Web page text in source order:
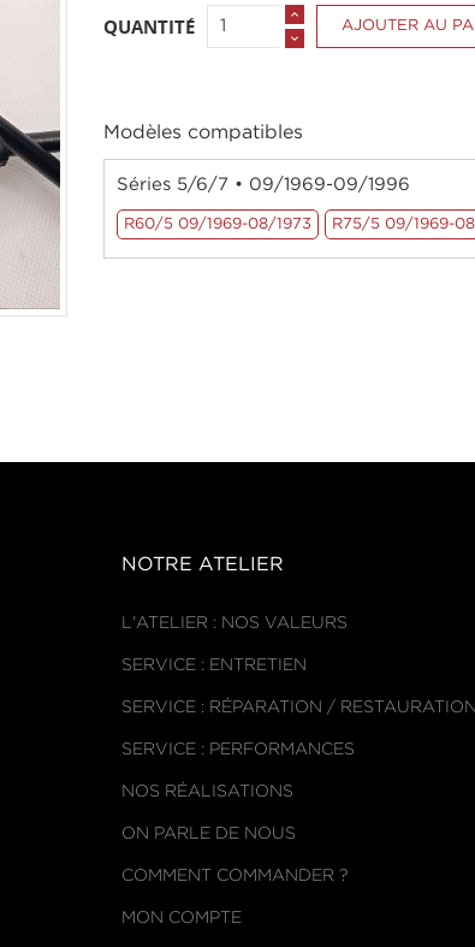
QUANTITÉ AJOUTER AU
Modèles compatibles
Séries 5/6/7 • 09/1969-09/1996
R60/5 09/1969-08/1973 R75/5 09/1969-
NOTRE ATELIER
L'ATELIER : NOS VALEURS
SERVICE : ENTRETIEN
SERVICE : RÉPARATION / RESTAURATION
SERVICE : PERFORMANCES
NOS RÉALISATIONS
ON PARLE DE NOUS
COMMENT COMMANDER ?
MON COMPTE